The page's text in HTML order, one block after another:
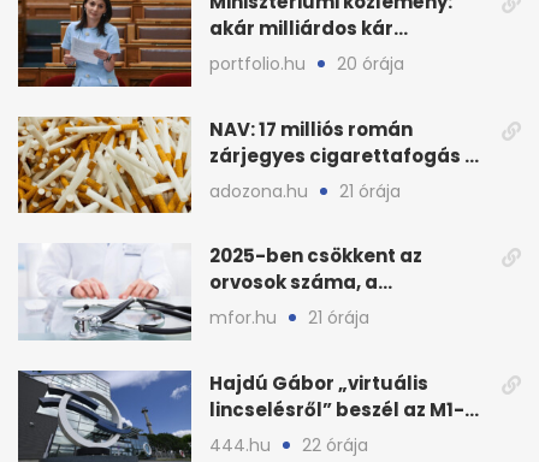
akár milliárdos kár
fenyegette Budapest fáit
portfolio.hu 20 órája
NAV: 17 milliós román
zárjegyes cigarettafogás az
M1-esen
adozona.hu 21 órája
2025-ben csökkent az
orvosok száma, a
háziorvosokra még több
mfor.hu 21 órája
Hajdú Gábor „virtuális
lincselésről” beszél az M1-
ből kirúgása után
444.hu 22 órája